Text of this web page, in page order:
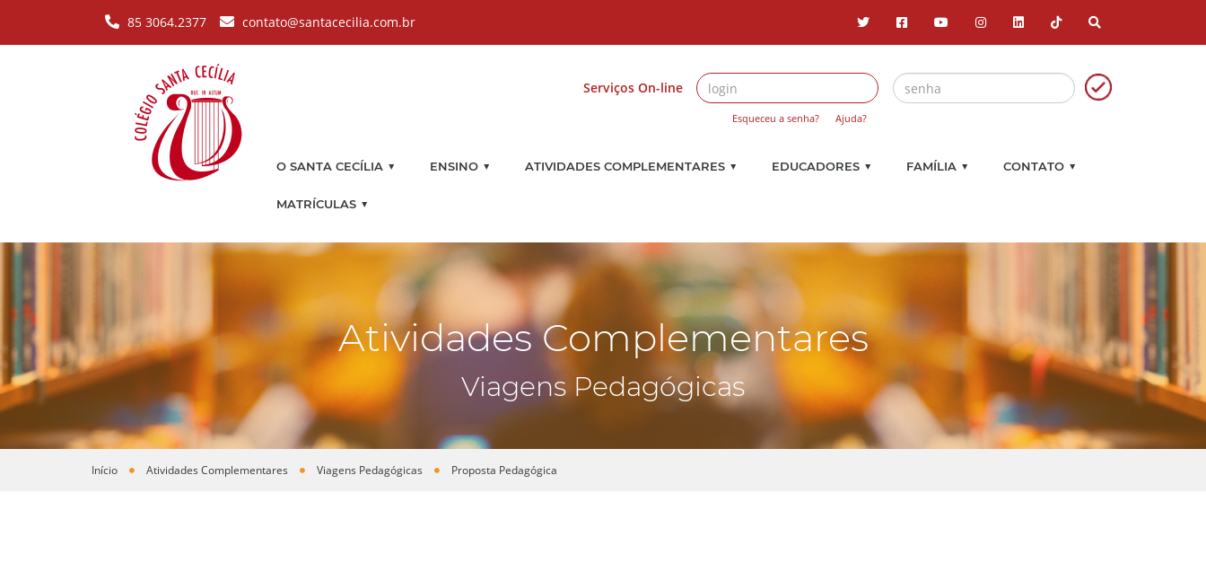
85 3064.2377 contato@santacecilia.com.br
Serviços On-line
Esqueceu a senha? Ajuda?
O SANTA CECÍLIA ▼ ENSINO ▼ ATIVIDADES COMPLEMENTARES ▼ EDUCADORES ▼ FAMÍLIA ▼ CONTATO ▼
MATRÍCULAS ▼
Atividades Complementares
Viagens Pedagógicas
Você está aqui
Início Atividades Complementares Viagens Pedagógicas Proposta Pedagógica